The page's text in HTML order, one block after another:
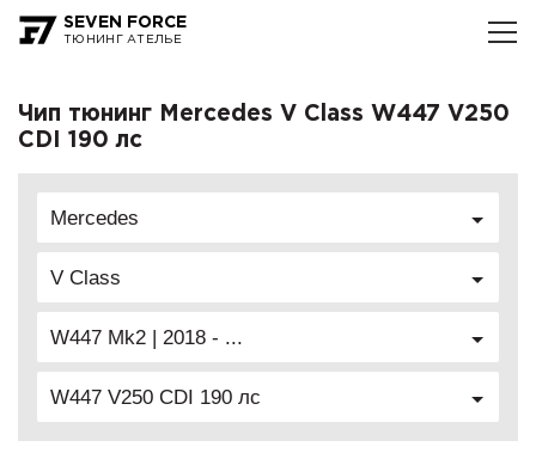
SEVEN FORCE
ТЮНИНГ АТЕЛЬЕ
Чип тюнинг Mercedes V Class W447 V250
CDI 190 лс
Mercedes
V Class
W447 Mk2 | 2018 - ...
W447 V250 CDI 190 лс